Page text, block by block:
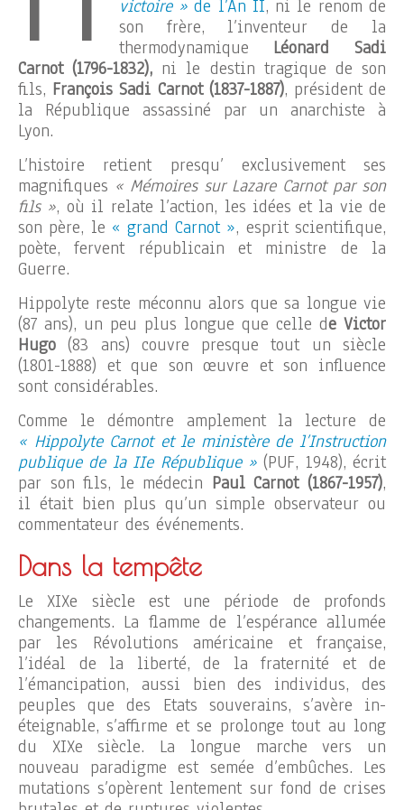
victoire » de l’An II, ni le renom de
son frère, l’inventeur de la
thermodynamique Léonard Sadi
Carnot (1796-1832), ni le destin tragique de son
fils, François Sadi Carnot (1837-1887), président de
la République assassiné par un anarchiste à
Lyon.
L’histoire retient presqu’ exclusivement ses
magnifiques « Mémoires sur Lazare Carnot par son
fils », où il relate l’action, les idées et la vie de
son père, le « grand Carnot », esprit scientifique,
poète, fervent républicain et ministre de la
Guerre.
Hippolyte reste méconnu alors que sa longue vie
(87 ans), un peu plus longue que celle de Victor
Hugo (83 ans) couvre presque tout un siècle
(1801-1888) et que son œuvre et son influence
sont considérables.
Comme le démontre amplement la lecture de
« Hippolyte Carnot et le ministère de l’Instruction
publique de la IIe République »(PUF, 1948), écrit
par son fils, le médecin Paul Carnot (1867-1957),
il était bien plus qu’un simple observateur ou
commentateur des événements.
Dans la tempête
Le XIXe siècle est une période de profonds
changements. La flamme de l’espérance allumée
par les Révolutions américaine et française,
l’idéal de la liberté, de la fraternité et de
l’émancipation, aussi bien des individus, des
peuples que des Etats souverains, s’avère in-
éteignable, s’affirme et se prolonge tout au long
du XIXe siècle. La longue marche vers un
nouveau paradigme est semée d’embûches. Les
mutations s’opèrent lentement sur fond de crises